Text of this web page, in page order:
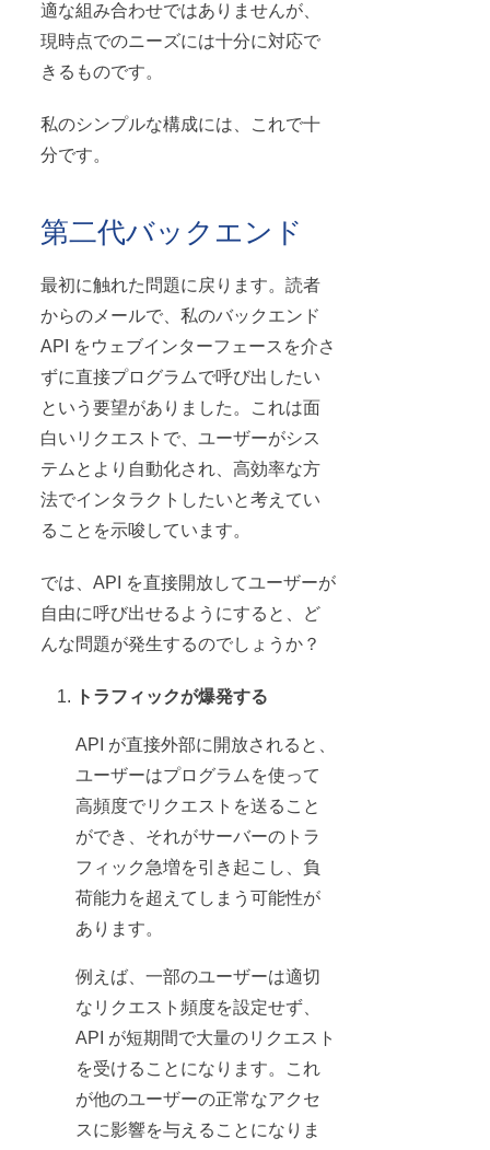
適な組み合わせではありませんが、
現時点でのニーズには十分に対応で
きるものです。
私のシンプルな構成には、これで十
分です。
第二代バックエンド
最初に触れた問題に戻ります。読者
からのメールで、私のバックエンド
API をウェブインターフェースを介さ
ずに直接プログラムで呼び出したい
という要望がありました。これは面
白いリクエストで、ユーザーがシス
テムとより自動化され、高効率な方
法でインタラクトしたいと考えてい
ることを示唆しています。
では、API を直接開放してユーザーが
自由に呼び出せるようにすると、ど
んな問題が発生するのでしょうか？
トラフィックが爆発する
API が直接外部に開放されると、
ユーザーはプログラムを使って
高頻度でリクエストを送ること
ができ、それがサーバーのトラ
フィック急増を引き起こし、負
荷能力を超えてしまう可能性が
あります。
例えば、一部のユーザーは適切
なリクエスト頻度を設定せず、
API が短期間で大量のリクエスト
を受けることになります。これ
が他のユーザーの正常なアクセ
スに影響を与えることになりま